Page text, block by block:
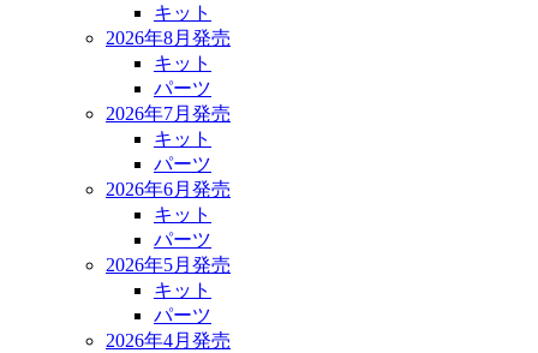
キット
2026年8月発売
キット
パーツ
2026年7月発売
キット
パーツ
2026年6月発売
キット
パーツ
2026年5月発売
キット
パーツ
2026年4月発売